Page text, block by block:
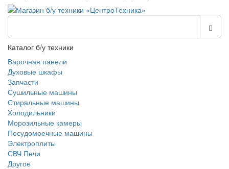
Каталог б/у техники
Варочная панели
Духовые шкафы
Запчасти
Сушильные машины
Стиральные машины
Холодильники
Морозильные камеры
Посудомоечные машины
Электроплиты
СВЧ Печи
Другое